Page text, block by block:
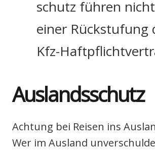
schutz füh­ren
einer Rück­stu­fung
Kfz-
Aus­lands­schutz
Ach­tung bei Rei­sen ins
Wer im Aus­land